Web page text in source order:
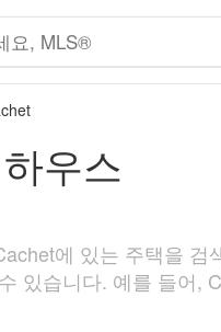
우스
에 있는 주택을
있습니다. 예를 들어,